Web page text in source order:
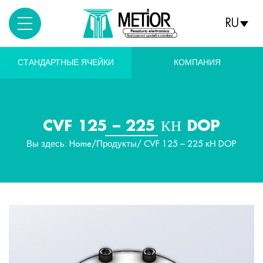
RU
СТАНДАРТНЫЕ ЯЧЕЙКИ КОМПАНИЯ
CVF 125 – 225 КН DOP
Вы здесь: Home/ Продукты/ CVF 125 – 225 кН DOP